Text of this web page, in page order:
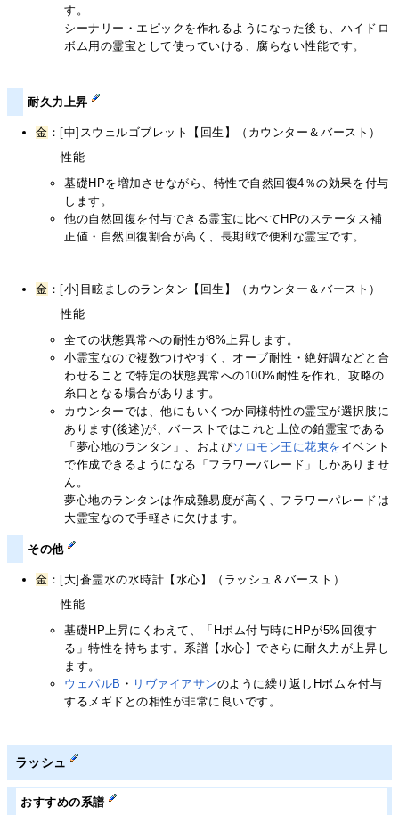
す。
シーナリー・エピックを作れるようになった後も、ハイドロ
ボム用の霊宝として使っていける、腐らない性能です。
耐久力上昇
金 ：[中]スウェルゴブレット【回生】（カウンター＆バースト）
性能
基礎HPを増加させながら、特性で自然回復4％の効果を付与
します。
他の自然回復を付与できる霊宝に比べてHPのステータス補
正値・自然回復割合が高く、長期戦で便利な霊宝です。
金 ：[小]目眩ましのランタン【回生】（カウンター＆バースト）
性能
全ての状態異常への耐性が8%上昇します。
小霊宝なので複数つけやすく、オーブ耐性・絶好調などと合
わせることで特定の状態異常への100%耐性を作れ、攻略の
糸口となる場合があります。
カウンターでは、他にもいくつか同様特性の霊宝が選択肢に
あります(後述)が、バーストではこれと上位の鉑霊宝である
「夢心地のランタン」、およびソロモン王に花束を イベント
で作成できるようになる「フラワーパレード」しかありませ
ん。
夢心地のランタンは作成難易度が高く、フラワーパレードは
大霊宝なので手軽さに欠けます。
その他
金 ：[大]蒼霊水の水時計【水心】（ラッシュ＆バースト）
性能
基礎HP上昇にくわえて、「Hボム付与時にHPが5%回復す
る」特性を持ちます。系譜【水心】でさらに耐久力が上昇し
ます。
ウェパルB ・ リヴァイアサンのように繰り返しHボムを付与
するメギドとの相性が非常に良いです。
ラッシュ
おすすめの系譜